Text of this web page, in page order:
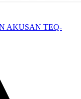
AKUSAN TEQ-